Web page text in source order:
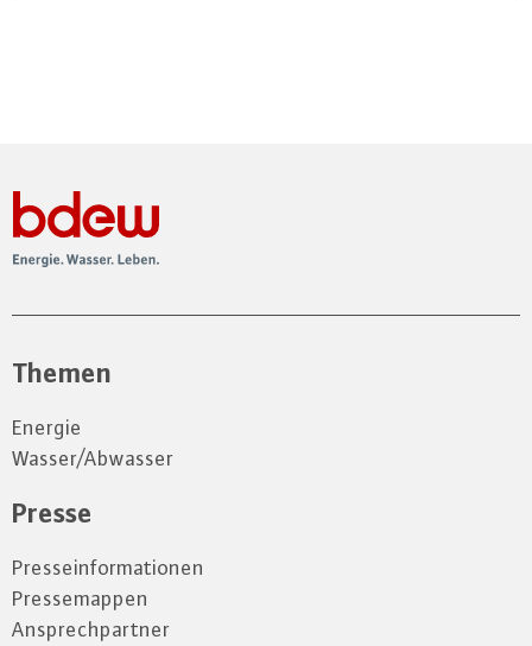
Themen
Energie
Wasser/Abwasser
Presse
Presseinformationen
Pressemappen
Ansprechpartner